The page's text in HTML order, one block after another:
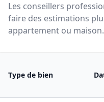
Les conseillers
faire des estimations
appartement ou maison.
Type de bien